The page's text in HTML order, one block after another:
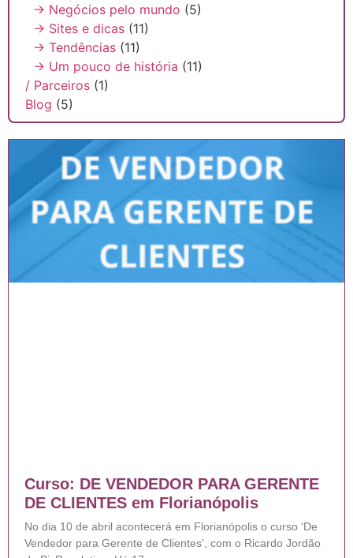
Curso: DE VENDEDOR PARA GERENTE
DE CLIENTES em Florianópolis
No dia 10 de abril acontecerá em Florianópolis o curso ‘De
Vendedor para Gerente de Clientes’, com o Ricardo Jordão
→ Negócios pelo mundo (5)
→ Sites e dicas (11)
→ Tendências (11)
→ Um pouco de história (11)
/ Parceiros (1)
Blog (5)